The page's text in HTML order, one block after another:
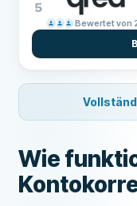
5
Bewertet von
Wie